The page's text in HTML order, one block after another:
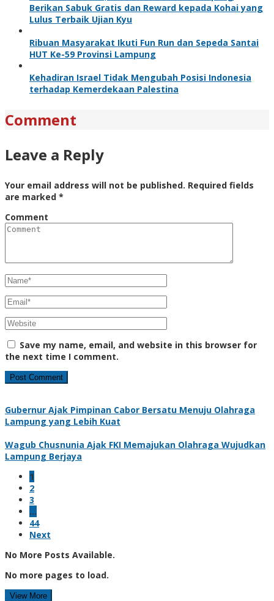
Berikan Sabuk Gratis dan Reward kepada Kohai yang
Lulus Terbaik Ujian Kyu
Ribuan Masyarakat Ikuti Fun Run dan Sepeda Santai
HUT Ke-59 Provinsi Lampung
Kehadiran Israel Tidak Mengubah Posisi Indonesia
terhadap Kemerdekaan Palestina
Comment
Leave a Reply
Your email address will not be published. Required fields
are marked *
Comment
Save my name, email, and website in this browser for
the next time I comment.
Gubernur Ajak Pimpinan Cabor Bersatu Menuju Olahraga
Lampung yang Lebih Kuat
Wagub Chusnunia Ajak FKI Memajukan Olahraga Wujudkan
Lampung Berjaya
1
2
3
…
44
Next
No More Posts Available.
No more pages to load.
View More